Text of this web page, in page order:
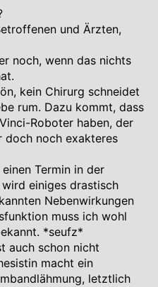
und Ärzten,
noch, wenn das nichts
kein Chirurg schneidet
rum. Dazu kommt, dass
Roboter haben, der
doch noch exakteres
Termin in der
einiges drastisch
Nebenwirkungen
muss ich wohl
*seufz*
auch schon nicht
macht ein
letztlich